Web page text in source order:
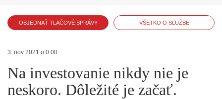
OBJEDNAŤ TLAČOVÉ SPRÁVY VŠETKO O SLUŽBE
3. nov 2021 o 0:00
Na investovanie nikdy nie je
neskoro. Dôležité je začať.